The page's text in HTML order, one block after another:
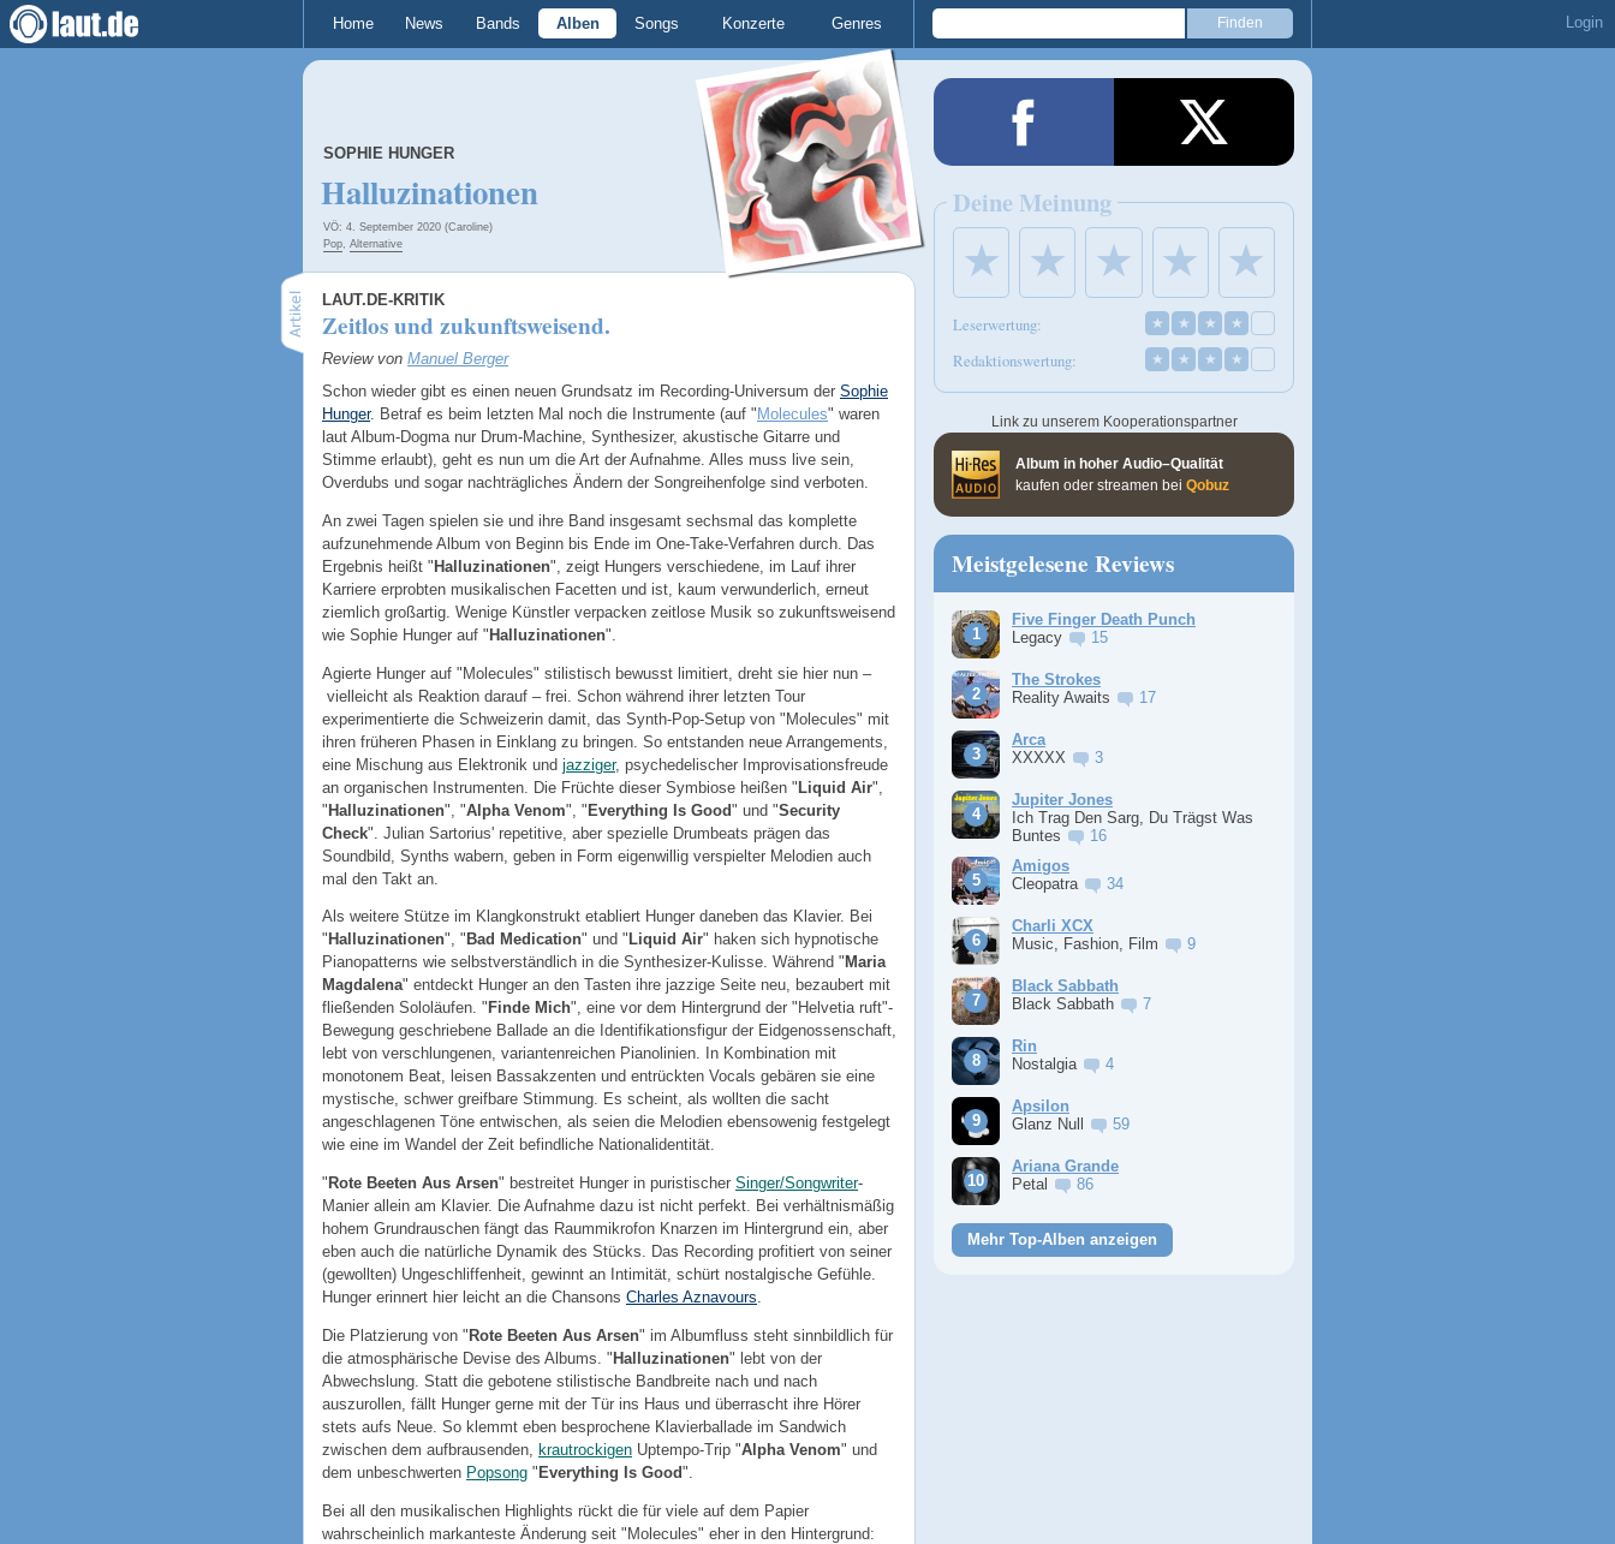
Home News Bands Alben Songs Konzerte Genres Login
SOPHIE HUNGER
Halluzinationen
VÖ: 4. September 2020 (Caroline)
Pop, Alternative
LAUT.DE-KRITIK
Zeitlos und zukunftsweisend.
Review von Manuel Berger
Schon wieder gibt es einen neuen Grundsatz im Recording-Universum der Sophie
Hunger. Betraf es beim letzten Mal noch die Instrumente (auf " Molecules" waren
laut Album-Dogma nur Drum-Machine, Synthesizer, akustische Gitarre und
Stimme erlaubt), geht es nun um die Art der Aufnahme. Alles muss live sein,
Overdubs und sogar nachträgliches Ändern der Songreihenfolge sind verboten.
An zwei Tagen spielen sie und ihre Band insgesamt sechsmal das komplette
aufzunehmende Album von Beginn bis Ende im One-Take-Verfahren durch. Das
Ergebnis heißt " Halluzinationen", zeigt Hungers verschiedene, im Lauf ihrer
Karriere erprobten musikalischen Facetten und ist, kaum verwunderlich, erneut
ziemlich großartig. Wenige Künstler verpacken zeitlose Musik so zukunftsweisend
wie Sophie Hunger auf " Halluzinationen".
Agierte Hunger auf "Molecules" stilistisch bewusst limitiert, dreht sie hier nun –
vielleicht als Reaktion darauf – frei. Schon während ihrer letzten Tour
experimentierte die Schweizerin damit, das Synth-Pop-Setup von "Molecules" mit
ihren früheren Phasen in Einklang zu bringen. So entstanden neue Arrangements,
eine Mischung aus Elektronik und jazziger, psychedelischer Improvisationsfreude
an organischen Instrumenten. Die Früchte dieser Symbiose heißen "Liquid Air",
"Halluzinationen", "Alpha Venom", "Everything Is Good" und "Security
Check". Julian Sartorius' repetitive, aber spezielle Drumbeats prägen das
Soundbild, Synths wabern, geben in Form eigenwillig verspielter Melodien auch
mal den Takt an.
Als weitere Stütze im Klangkonstrukt etabliert Hunger daneben das Klavier. Bei
" Halluzinationen", " Bad Medication" und " Liquid Air" haken sich hypnotische
Pianopatterns wie selbstverständlich in die Synthesizer-Kulisse. Während " Maria
Magdalena" entdeckt Hunger an den Tasten ihre jazzige Seite neu, bezaubert mit
fließenden Sololäufen. " Finde Mich", eine vor dem Hintergrund der "Helvetia ruft"-
Bewegung geschriebene Ballade an die Identifikationsfigur der Eidgenossenschaft,
lebt von verschlungenen, variantenreichen Pianolinien. In Kombination mit
monotonem Beat, leisen Bassakzenten und entrückten Vocals gebären sie eine
mystische, schwer greifbare Stimmung. Es scheint, als wollten die sacht
angeschlagenen Töne entwischen, als seien die Melodien ebensowenig festgelegt
wie eine im Wandel der Zeit befindliche Nationalidentität.
" Rote Beeten Aus Arsen" bestreitet Hunger in puristischer Singer/Songwriter-
Manier allein am Klavier. Die Aufnahme dazu ist nicht perfekt. Bei verhältnismäßig
hohem Grundrauschen fängt das Raummikrofon Knarzen im Hintergrund ein, aber
eben auch die natürliche Dynamik des Stücks. Das Recording profitiert von seiner
(gewollten) Ungeschliffenheit, gewinnt an Intimität, schürt nostalgische Gefühle.
Hunger erinnert hier leicht an die Chansons Charles Aznavours.
Die Platzierung von " Rote Beeten Aus Arsen" im Albumfluss steht sinnbildlich für
die atmosphärische Devise des Albums. " Halluzinationen" lebt von der
Abwechslung. Statt die gebotene stilistische Bandbreite nach und nach
auszurollen, fällt Hunger gerne mit der Tür ins Haus und überrascht ihre Hörer
stets aufs Neue. So klemmt eben besprochene Klavierballade im Sandwich
zwischen dem aufbrausenden,
krautrockigen Uptempo-Trip "Alpha Venom" und
dem unbeschwerten Popsong " Everything Is Good".
Bei all den musikalischen Highlights rückt die für viele auf dem Papier
wahrscheinlich markanteste Änderung seit "Molecules" eher in den Hintergrund:
Deine Meinung
★ ★ ★ ★ ★
Leserwertung: ★ ★ ★ ★
Redaktionswertung: ★ ★ ★ ★
Link zu unserem Kooperationspartner
Album in hoher Audio–Qualität
kaufen oder streamen bei Qobuz
Meistgelesene Reviews
Five Finger Death Punch
Legacy
15
The Strokes
Reality Awaits
17
Arca
XXXXX
3
Jupiter Jones
Ich Trag Den Sarg, Du Trägst Was
Buntes
16
Amigos
Cleopatra
34
Charli XCX
Music, Fashion, Film
9
Black Sabbath
Black Sabbath
7
Rin
Nostalgia
4
Apsilon
Glanz Null
59
Ariana Grande
Petal
86
Mehr Top-Alben anzeigen